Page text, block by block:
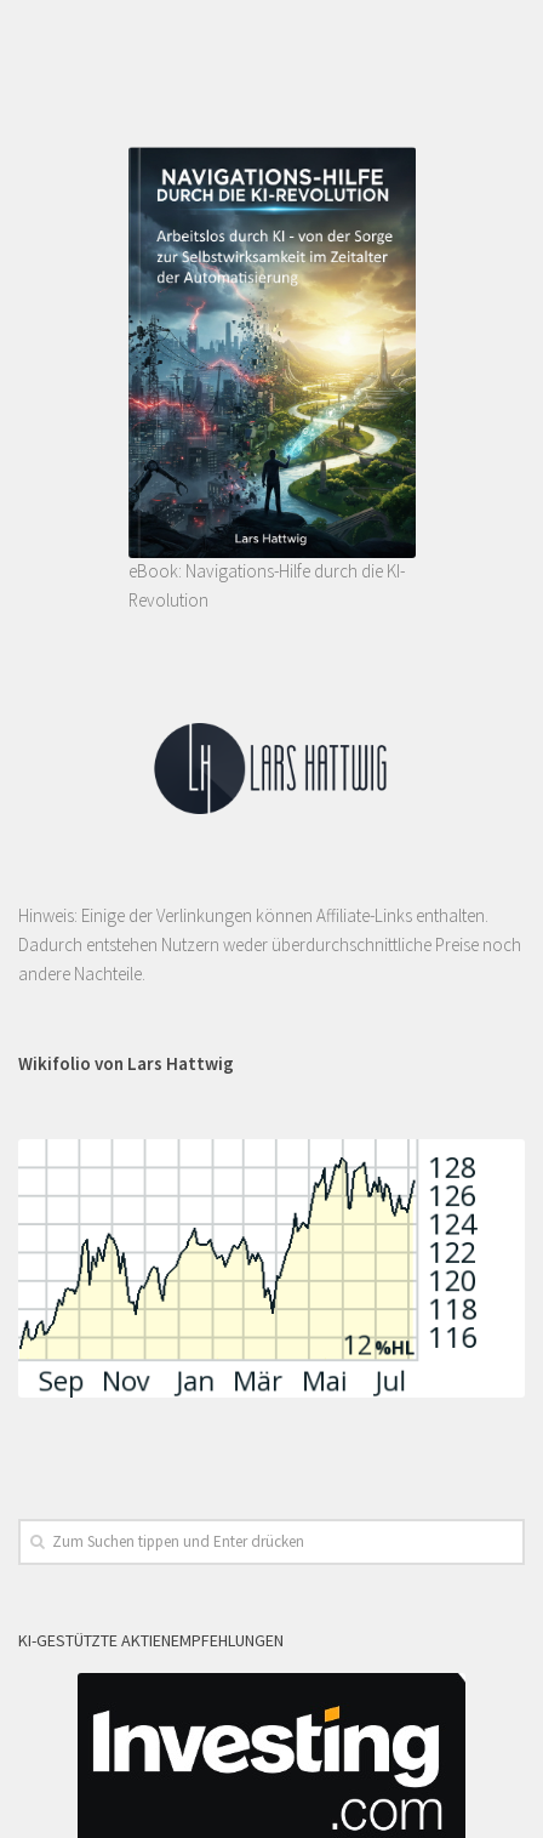
eBook: Navigations-Hilfe durch die KI-
Revolution
Hinweis: Einige der Verlinkungen können Affiliate-Links enthalten.
Dadurch entstehen Nutzern weder überdurchschnittliche Preise noch
andere Nachteile.
Wikifolio von Lars Hattwig
KI-GESTÜTZTE AKTIENEMPFEHLUNGEN